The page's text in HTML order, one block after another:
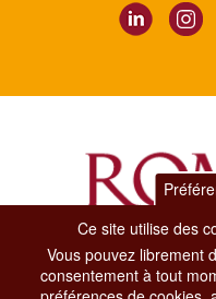
Dipartimento Grandi
Via di San Basilio, 51
Ce site utilise des
Vous pouvez librement
consentement à tout